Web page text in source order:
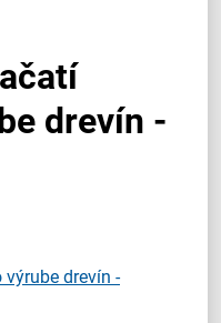
drevín -
drevín -